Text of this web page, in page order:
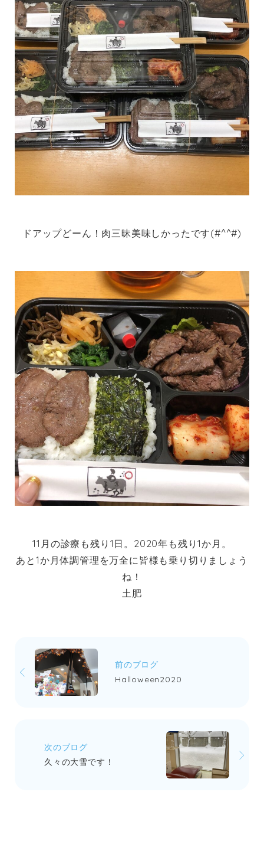
ドアップどーん！肉三昧美味しかったです(#^^#)
11月の診療も残り1日。2020年も残り1か月。
あと1か月体調管理を万全に皆様も乗り切りましょう
ね！
土肥
前のブログ
Halloween2020
次のブログ
久々の大雪です！